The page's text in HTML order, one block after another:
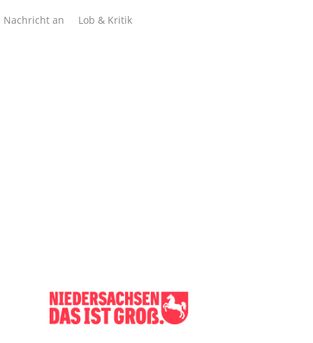
Nachricht an
Lob & Kritik